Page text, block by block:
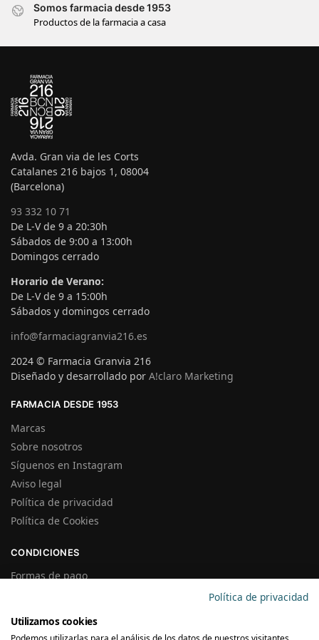
Somos farmacia desde 1953
Productos de la farmacia a casa
Avda. Gran via de les Corts
Catalanes 216 bajos 1, 08004
(Barcelona)
93 332 10 71
De L-V de 9 a 20:30h
Sábados de 9:00 a 13:00h
Domingos cerrado
Horario de Verano:
De L-V de 9 a 15:00h
Sábados y domingos cerrado
info@farmaciagranvia216.es
2024 © Farmacia Granvia 216
Diseñado y desarrollado por A!claro Marketing
FARMACIA DESDE 1953
Marcas
Sobre nosotros
Síguenos en Instagram
Aviso legal
Política de privacidad
Política de Cookies
CONDICIONES
Formas de pago
Precios y Disponibilidad
Política de privacidad
Utilizamos cookies